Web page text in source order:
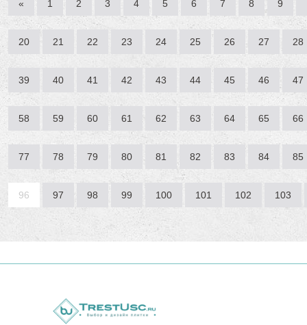
« 1 2 3 4 5 6 7 8 9
20 21 22 23 24 25 26 27 28
39 40 41 42 43 44 45 46 47
58 59 60 61 62 63 64 65 66
77 78 79 80 81 82 83 84 85
96 97 98 99 100 101 102 103